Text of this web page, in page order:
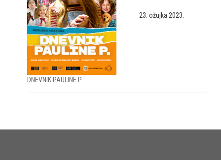
DNEVNIK PAULINE P.
23. ožujka 2023.